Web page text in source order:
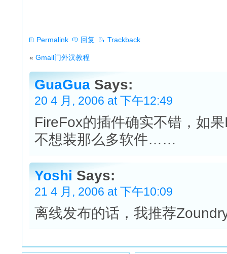
Permalink 回复 Trackback
« Gmail门外汉教程
GuaGua Says:
20 4 月, 2006 at 下午12:49
FireFox的插件确实不错，如
不想装那么多软件……
Yoshi Says:
21 4 月, 2006 at 下午10:09
离线发布的话，我推荐